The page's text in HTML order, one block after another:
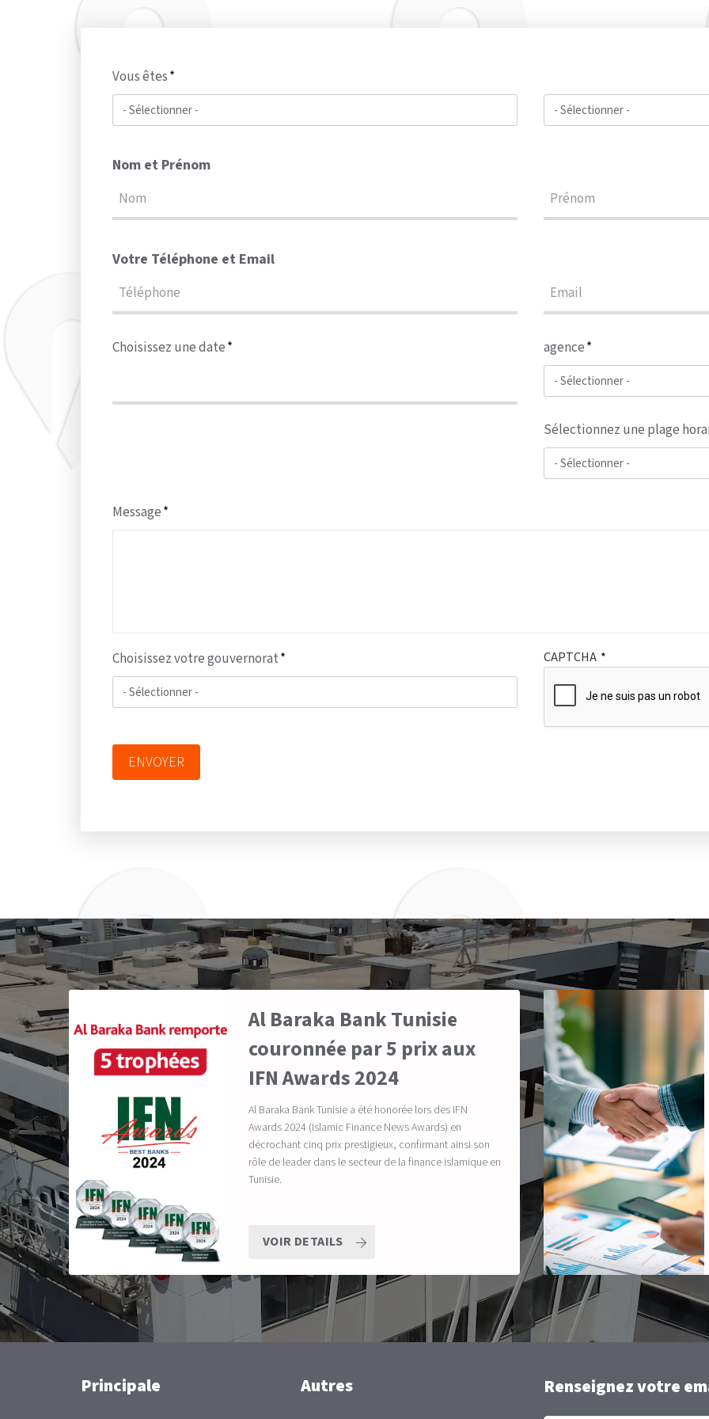
Vous êtes
Nom et Prénom
Votre Téléphone et Email
Choisissez une date agence
Sélectionnez une plage
Message
Choisissez votre gouvernorat CAPTCHA
ENVOYER
Al Baraka Bank Tunisie
couronnée par 5 prix aux
IFN Awards 2024
Al Baraka Bank Tunisie a été honorée lors des IFN
Awards 2024 (Islamic Finance News Awards) en
décrochant cinq prix prestigieux, confirmant ainsi son
rôle de leader dans le secteur de la finance islamique en
Tunisie.
VOIR DETAILS
Main
Principale Autres Renseignez votre